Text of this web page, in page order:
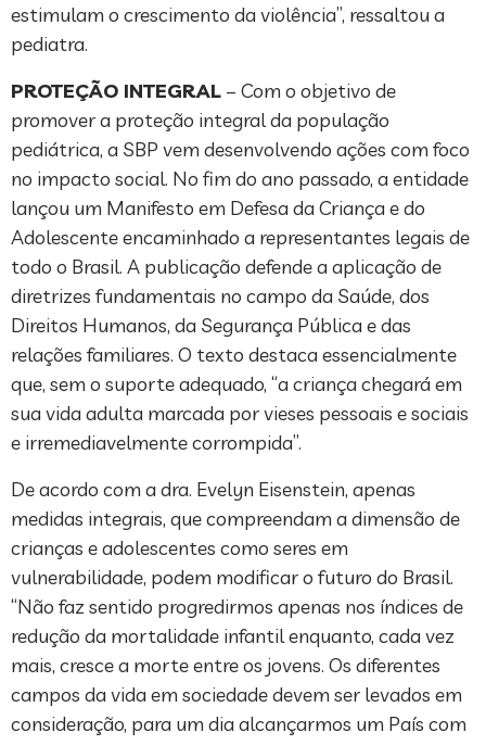
estimulam o crescimento da violência”, ressaltou a
pediatra.
PROTEÇÃO INTEGRAL – Com o objetivo de
promover a proteção integral da população
pediátrica, a SBP vem desenvolvendo ações com foco
no impacto social. No fim do ano passado, a entidade
lançou um Manifesto em Defesa da Criança e do
Adolescente encaminhado a representantes legais de
todo o Brasil. A publicação defende a aplicação de
diretrizes fundamentais no campo da Saúde, dos
Direitos Humanos, da Segurança Pública e das
relações familiares. O texto destaca essencialmente
que, sem o suporte adequado, “a criança chegará em
sua vida adulta marcada por vieses pessoais e sociais
e irremediavelmente corrompida”.
De acordo com a dra. Evelyn Eisenstein, apenas
medidas integrais, que compreendam a dimensão de
crianças e adolescentes como seres em
vulnerabilidade, podem modificar o futuro do Brasil.
“Não faz sentido progredirmos apenas nos índices de
redução da mortalidade infantil enquanto, cada vez
mais, cresce a morte entre os jovens. Os diferentes
campos da vida em sociedade devem ser levados em
consideração, para um dia alcançarmos um País com